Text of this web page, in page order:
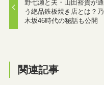
野七瀬と夫・山田裕貴が通
う絶品鉄板焼き店とは？乃
木坂46時代の秘話も公開
関連記事